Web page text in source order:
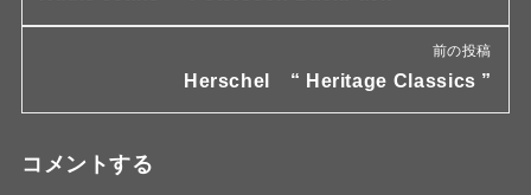
前の投稿
Herschel “ Heritage Classics ”
コメントする